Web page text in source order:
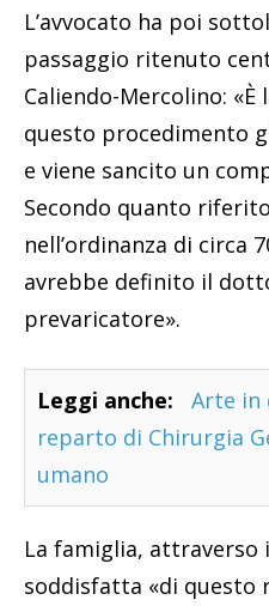
L’avvocato ha poi
passaggio ritenuto
Caliendo-Mercolino:
questo procedimento
e viene sancito un
Secondo quanto
nell’ordinanza di circa
avrebbe definito il
prevaricatore».
Leggi anche:
Arte in
reparto di Chirurgia
umano
La famiglia, attraverso
soddisfatta «di questo